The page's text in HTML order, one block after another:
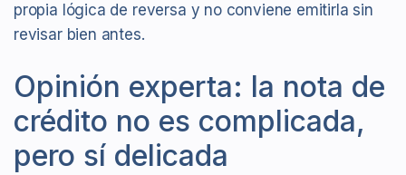
propia lógica de reversa y no conviene emitirla sin
revisar bien antes.
Opinión experta: la nota de
crédito no es complicada,
pero sí delicada